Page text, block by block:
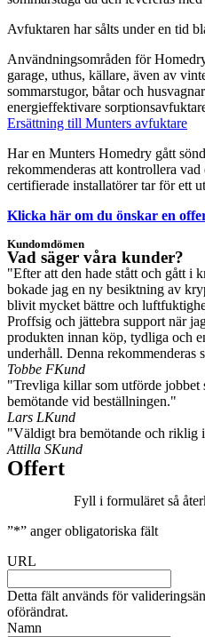
Avfuktaren har sålts under en tid
Användningsområden för
garage, uthus, källare, även av
sommarstugor, båtar och
energieffektivare
Ersättning till Munters avfuktare
Har en Munters Homedry gått
rekommenderas att kontrollera
certifierade installatörer tar för ett
Klicka här om du önskar en
Kundomdömen
Vad säger våra kunder?
"Efter att den hade stått och gått i
bokade jag en ny besiktning av
blivit mycket bättre och
Proffsig och jättebra support när
produkten innan köp, tydliga och
underhåll. Denna rekommenderas
Tobbe FKund
"Trevliga killar som utförde jobbet
bemötande vid beställningen."
Lars LKund
"Väldigt bra bemötande och riklig
Attilla SKund
Offert
Fyll i formuläret så
”*” anger obligatoriska fält
URL
Detta fält används för
oförändrat.
Namn